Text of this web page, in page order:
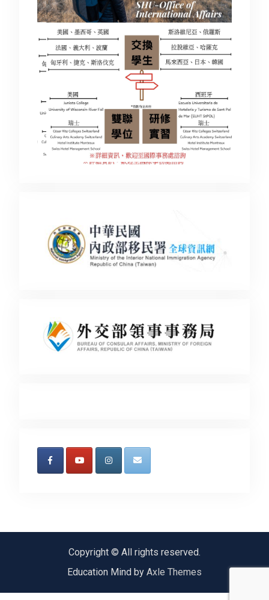
Copyright © All rights reserved.
Education Mind by Axle Themes